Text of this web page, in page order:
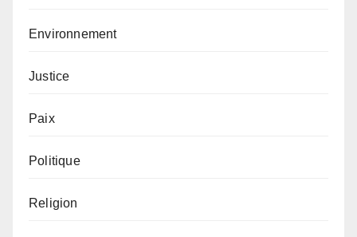
Environnement
Justice
Paix
Politique
Religion